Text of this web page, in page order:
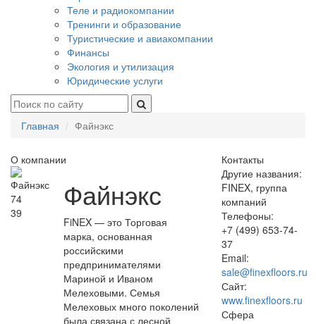
Теле и радиокомпании
Тренинги и образование
Туристические и авиакомпании
Финансы
Экология и утилизация
Юридические услуги
Главная Файнэкс
О компании
74
39
Файнэкс
FiNEX — это Торговая
марка, основанная
российскими
предпринимателями
Мариной и Иваном
Мелеховыми. Семья
Мелеховых много поколений
была связана с лесной
Контакты
Другие названия:
FINEX, группа
компаний
Телефоны:
+7 (499) 653-74-
37
Email:
sale@finexfloors.ru
Сайт:
www.finexfloors.ru
Сфера